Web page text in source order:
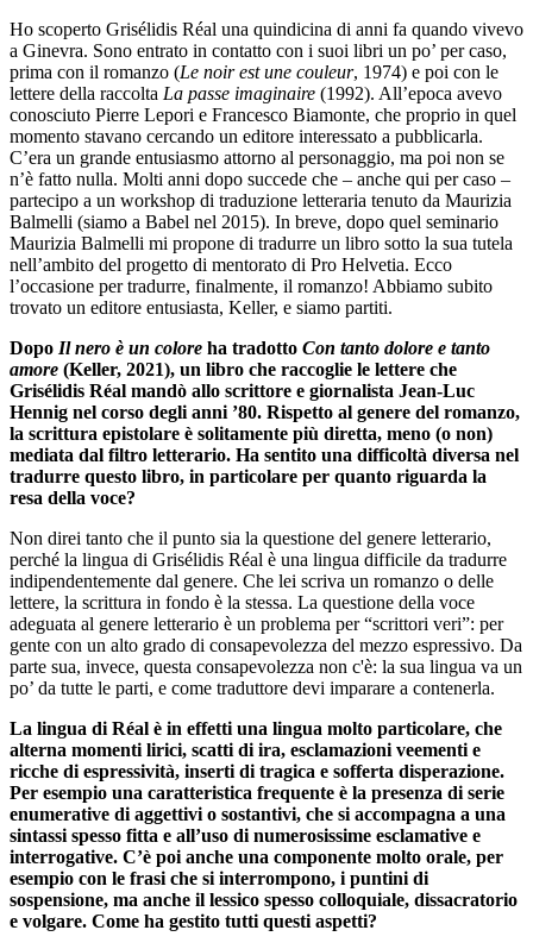
Ho scoperto Grisélidis Réal una quindicina di anni fa quando vivevo
a Ginevra. Sono entrato in contatto con i suoi libri un po’ per caso,
prima con il romanzo (Le noir est une couleur, 1974) e poi con le
lettere della raccolta La passe imaginaire (1992). All’epoca avevo
conosciuto Pierre Lepori e Francesco Biamonte, che proprio in quel
momento stavano cercando un editore interessato a pubblicarla.
C’era un grande entusiasmo attorno al personaggio, ma poi non se
n’è fatto nulla. Molti anni dopo succede che – anche qui per caso –
partecipo a un workshop di traduzione letteraria tenuto da Maurizia
Balmelli (siamo a Babel nel 2015). In breve, dopo quel seminario
Maurizia Balmelli mi propone di tradurre un libro sotto la sua tutela
nell’ambito del progetto di mentorato di Pro Helvetia. Ecco
l’occasione per tradurre, finalmente, il romanzo! Abbiamo subito
trovato un editore entusiasta, Keller, e siamo partiti.
Dopo Il nero è un colore ha tradotto Con tanto dolore e tanto
amore (Keller, 2021), un libro che raccoglie le lettere che
Grisélidis Réal mandò allo scrittore e giornalista Jean-Luc
Hennig nel corso degli anni ’80. Rispetto al genere del romanzo,
la scrittura epistolare è solitamente più diretta, meno (o non)
mediata dal filtro letterario. Ha sentito una difficoltà diversa nel
tradurre questo libro, in particolare per quanto riguarda la
resa della voce?
Non direi tanto che il punto sia la questione del genere letterario,
perché la lingua di Grisélidis Réal è una lingua difficile da tradurre
indipendentemente dal genere. Che lei scriva un romanzo o delle
lettere, la scrittura in fondo è la stessa. La questione della voce
adeguata al genere letterario è un problema per “scrittori veri”: per
gente con un alto grado di consapevolezza del mezzo espressivo. Da
parte sua, invece, questa consapevolezza non c'è: la sua lingua va un
po’ da tutte le parti, e come traduttore devi imparare a contenerla.
La lingua di Réal è in effetti una lingua molto particolare, che
alterna momenti lirici, scatti di ira, esclamazioni veementi e
ricche di espressività, inserti di tragica e sofferta disperazione.
Per esempio una caratteristica frequente è la presenza di serie
enumerative di aggettivi o sostantivi, che si accompagna a una
sintassi spesso fitta e all’uso di numerosissime esclamative e
interrogative. C’è poi anche una componente molto orale, per
esempio con le frasi che si interrompono, i puntini di
sospensione, ma anche il lessico spesso colloquiale, dissacratorio
e volgare. Come ha gestito tutti questi aspetti?